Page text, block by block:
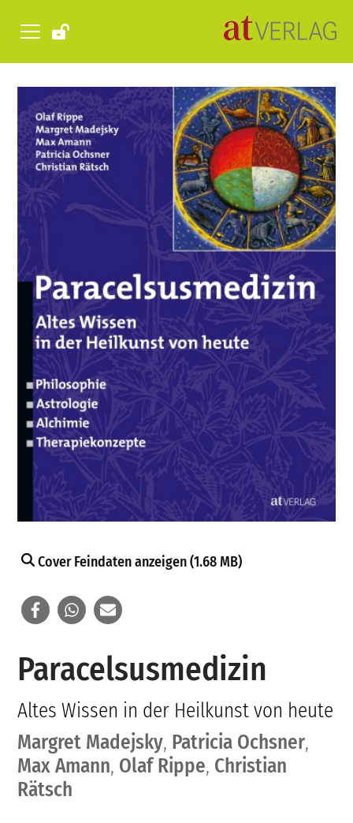
Cover Feindaten anzeigen (1.68 MB)
Paracelsusmedizin
Altes Wissen in der Heilkunst von heute
Margret Madejsky, Patricia Ochsner,
Max Amann, Olaf Rippe, Christian
Rätsch